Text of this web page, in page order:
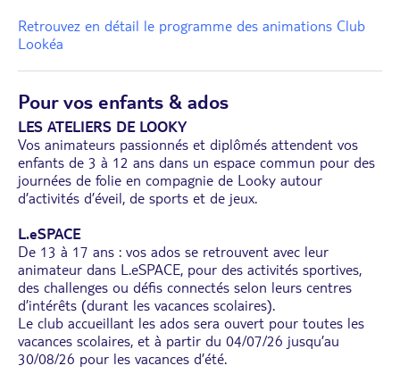
Retrouvez en détail le programme des animations Club
Lookéa
Pour vos enfants & ados
LES ATELIERS DE LOOKY
Vos animateurs passionnés et diplômés attendent vos
enfants de 3 à 12 ans dans un espace commun pour des
journées de folie en compagnie de Looky autour
d’activités d’éveil, de sports et de jeux.
L.eSPACE
De 13 à 17 ans : vos ados se retrouvent avec leur
animateur dans L.eSPACE, pour des activités sportives,
des challenges ou défis connectés selon leurs centres
d’intérêts (durant les vacances scolaires).
Le club accueillant les ados sera ouvert pour toutes les
vacances scolaires, et à partir du 04/07/26 jusqu’au
30/08/26 pour les vacances d’été.